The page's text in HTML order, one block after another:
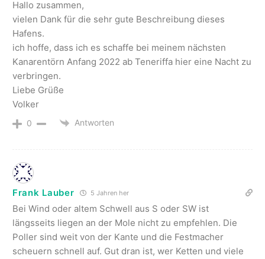
Hallo zusammen,
vielen Dank für die sehr gute Beschreibung dieses
Hafens.
ich hoffe, dass ich es schaffe bei meinem nächsten
Kanarentörn Anfang 2022 ab Teneriffa hier eine Nacht zu
verbringen.
Liebe Grüße
Volker
0 Antworten
Frank Lauber 5 Jahren her
Bei Wind oder altem Schwell aus S oder SW ist
längsseits liegen an der Mole nicht zu empfehlen. Die
Poller sind weit von der Kante und die Festmacher
scheuern schnell auf. Gut dran ist, wer Ketten und viele